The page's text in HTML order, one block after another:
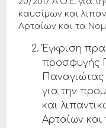
καυσίμων και
Αρταίων και τα
Έγκριση
προσφυγής
Παναγιώτας
για την
και
Αρταίων